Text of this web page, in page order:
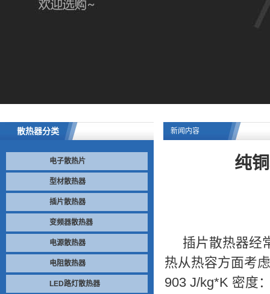
散热器分类
电子散热片
型材散热器
插片散热器
变频器散热器
电源散热器
电阻散热器
LED路灯散热器
新闻内容
纯
插片散热器经
热从热容方面考
903 J/kg*K 密度